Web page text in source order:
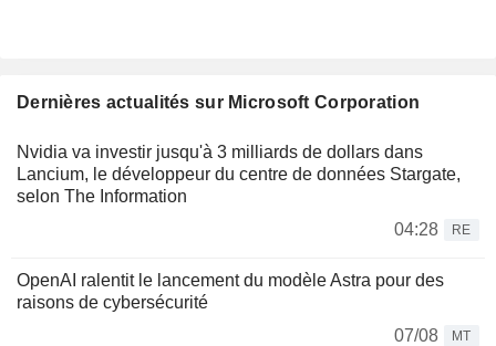
Dernières actualités sur Microsoft Corporation
Nvidia va investir jusqu'à 3 milliards de dollars dans
Lancium, le développeur du centre de données Stargate,
selon The Information
04:28
RE
OpenAI ralentit le lancement du modèle Astra pour des
raisons de cybersécurité
07/08
MT